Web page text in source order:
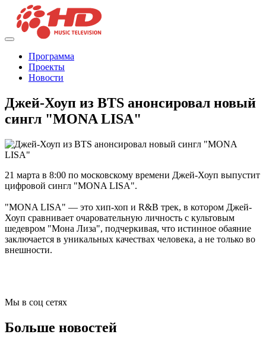
Программа
Проекты
Новости
Джей-Хоуп из BTS анонсировал новый
сингл "MONA LISA"
21 марта в 8:00 по московскому времени Джей-Хоуп выпустит
цифровой сингл "MONA LISA".
"MONA LISA" — это хип-хоп и R&B трек, в котором Джей-
Хоуп сравнивает очаровательную личность с культовым
шедевром "Мона Лиза", подчеркивая, что истинное обаяние
заключается в уникальных качествах человека, а не только во
внешности.
Мы в соц сетях
Больше новостей